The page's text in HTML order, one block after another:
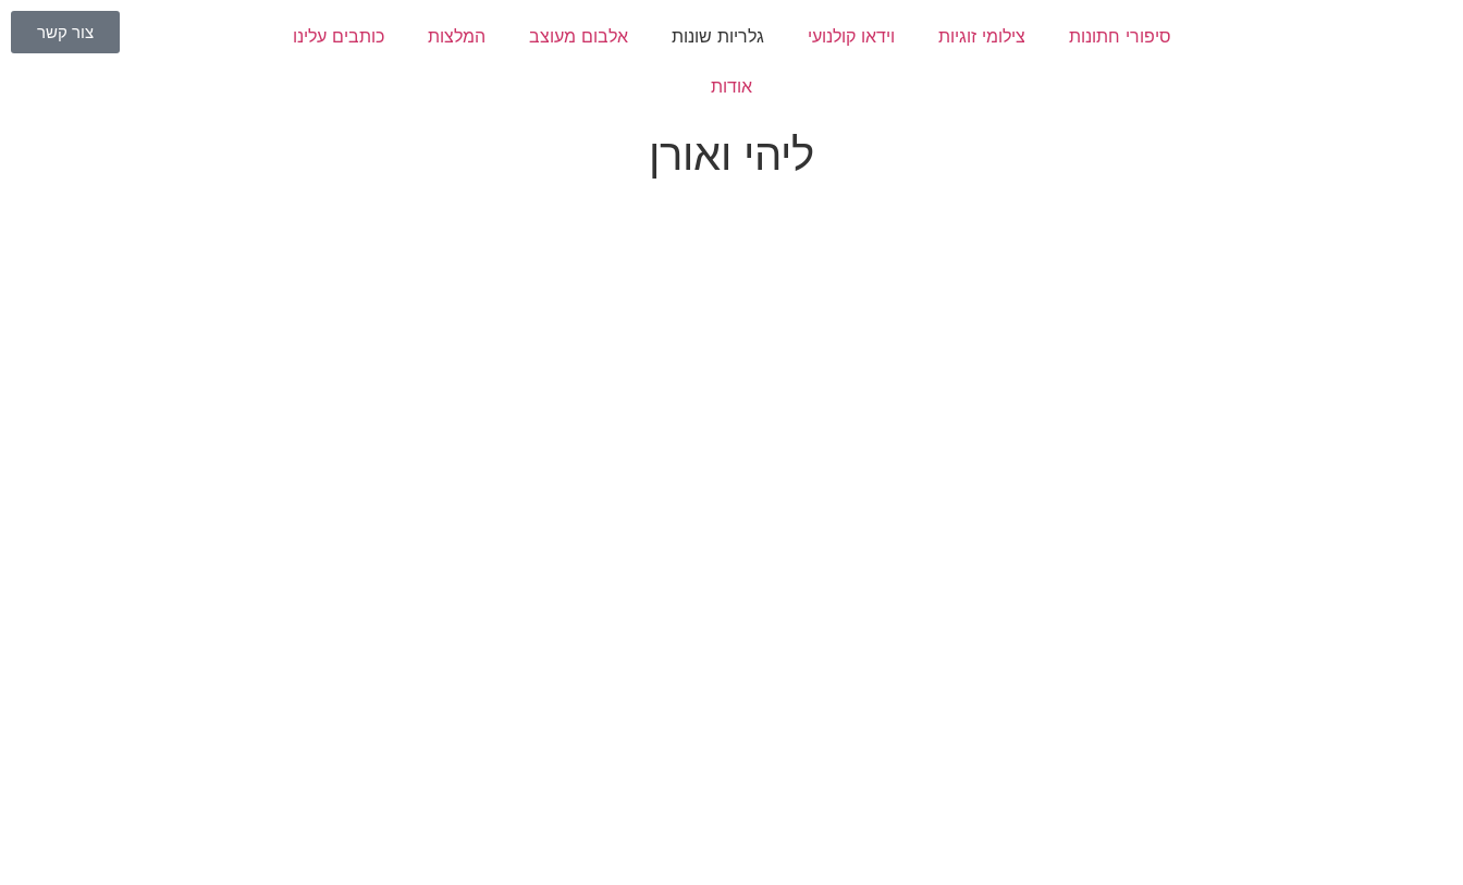
סיפורי חתונות צילומי זוגיות וידאו קולנועי גלריות שונות אלבום מעוצב המלצות כותבים עלינו
אודות
צור קשר
ליהי ואורן